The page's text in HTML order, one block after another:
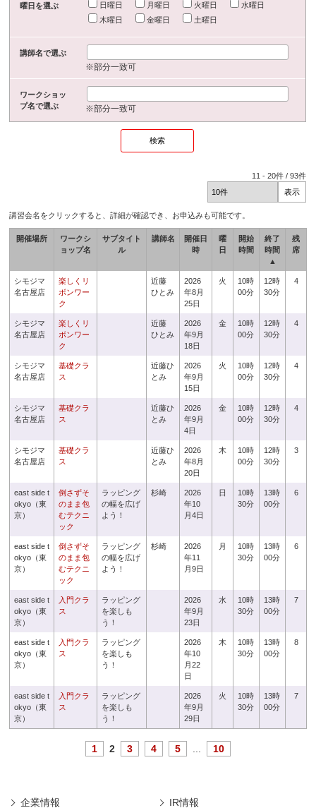
曜日を選ぶ 日曜日 月曜日 火曜日
水曜日
木曜日
金曜日 土曜日
講師名で選ぶ
※部分一致可
ワークショッ
プ名で選ぶ
※部分一致可
11 -20件 /93件
講習会名をクリックすると、詳細が確認でき、お申込みも可能です。
開催場所
ワークシ
ョップ名
サブタイト
ル
講師名
開催日
時
曜
日
開始
時間
終了
時間
▲
残
席
シモジマ
名古屋店
楽しくリ
ボンワー
ク
近藤
ひとみ
2026
年8月
25日
火
10時
00分
12時
30分
4
シモジマ
名古屋店
楽しくリ
ボンワー
ク
近藤
ひとみ
2026
年9月
18日
金
10時
00分
12時
30分
4
シモジマ
名古屋店
基礎クラ
ス
近藤ひ
とみ
2026
年9月
15日
火
10時
00分
12時
30分
4
シモジマ
名古屋店
基礎クラ
ス
近藤ひ
とみ
2026
年9月
4日
金
10時
00分
12時
30分
4
シモジマ
名古屋店
基礎クラ
ス
近藤ひ
とみ
2026
年8月
20日
木
10時
00分
12時
30分
3
east side t
okyo（東
京）
倒さずそ
のまま包
むテクニ
ック
ラッピング
の幅を広げ
よう！
杉崎
2026
年10
月4日
日
10時
30分
13時
00分
6
east side t
okyo（東
京）
倒さずそ
のまま包
むテクニ
ック
ラッピング
の幅を広げ
よう！
杉崎
2026
年11
月9日
月
10時
30分
13時
00分
6
east side t
okyo（東
京）
入門クラ
ス
ラッピング
を楽しも
う！
2026
年9月
23日
水
10時
30分
13時
00分
7
east side t
okyo（東
京）
入門クラ
ス
ラッピング
を楽しも
う！
2026
年10
月22
日
木
10時
30分
13時
00分
8
east side t
okyo（東
京）
入門クラ
ス
ラッピング
を楽しも
う！
2026
年9月
29日
火
10時
30分
13時
00分
7
1 2 3 4 5 10
企業情報 IR情報